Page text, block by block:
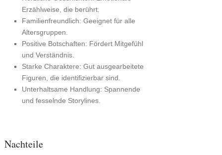
Erzählweise, die berührt.
Familienfreundlich: Geeignet für alle
Altersgruppen.
Positive Botschaften: Fördert Mitgefühl
und Verständnis.
Starke Charaktere: Gut ausgearbeitete
Figuren, die identifizierbar sind.
Unterhaltsame Handlung: Spannende
und fesselnde Storylines.
Nachteile